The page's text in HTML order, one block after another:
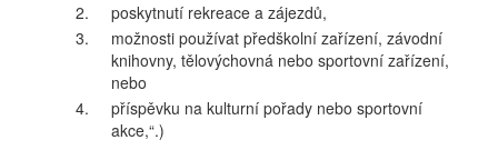
2.
poskytnutí rekreace a zájezdů,
3.
možnosti používat předškolní zařízení, závodní
knihovny, tělovýchovná nebo sportovní zařízení,
nebo
4.
příspěvku na kulturní pořady nebo sportovní
akce,“.)